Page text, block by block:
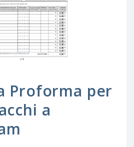
Proforma per
a